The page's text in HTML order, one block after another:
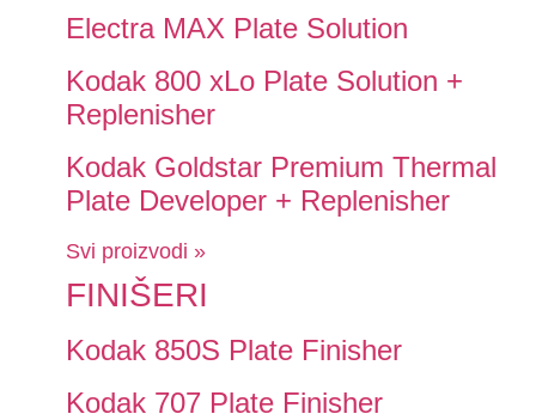
Electra MAX Plate Solution
Kodak 800 xLo Plate Solution +
Replenisher
Kodak Goldstar Premium Thermal
Plate Developer + Replenisher
Svi proizvodi »
FINIŠERI
Kodak 850S Plate Finisher
Kodak 707 Plate Finisher